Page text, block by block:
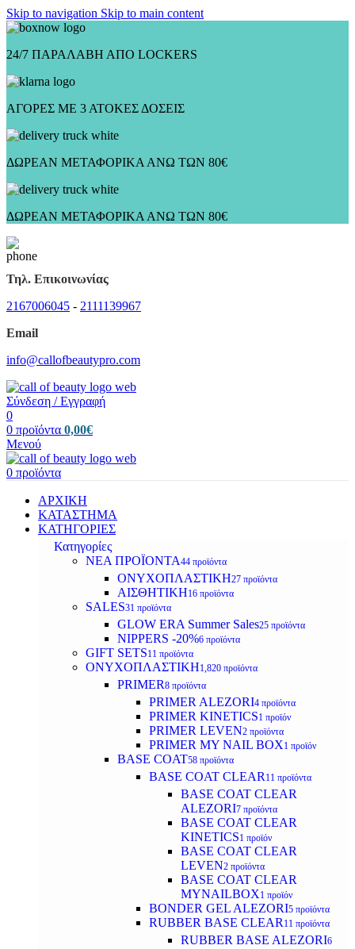
Skip to navigation Skip to main content
24/7 ΠΑΡΑΛΑΒΗ ΑΠΟ LOCKERS
ΑΓΟΡΕΣ ΜΕ 3 ΑΤΟΚΕΣ ΔΟΣΕΙΣ
ΔΩΡΕΑΝ ΜΕΤΑΦΟΡΙΚΑ ΑΝΩ ΤΩΝ 80€
ΔΩΡΕΑΝ ΜΕΤΑΦΟΡΙΚΑ ΑΝΩ ΤΩΝ 80€
Τηλ. Επικοινωνίας
2167006045 - 2111139967
Email
info@callofbeautypro.com
Σύνδεση / Εγγραφή
0
0 προϊόντα 0,00€
Μενού
0 προϊόντα
ΑΡΧΙΚΗ
ΚΑΤΑΣΤΗΜΑ
ΚΑΤΗΓΟΡΙΕΣ
Κατηγορίες
ΝΕΑ ΠΡΟΪΟΝΤΑ44 προϊόντα
ΟΝΥΧΟΠΛΑΣΤΙΚΗ27 προϊόντα
ΑΙΣΘΗΤΙΚΗ16 προϊόντα
SALES31 προϊόντα
GLOW ERA Summer Sales25 προϊόντα
NIPPERS -20%6 προϊόντα
GIFT SETS11 προϊόντα
ΟΝΥΧΟΠΛΑΣΤΙΚΗ1,820 προϊόντα
PRIMER8 προϊόντα
PRIMER ALEZORI4 προϊόντα
PRIMER KINETICS1 προϊόν
PRIMER LEVEN2 προϊόντα
PRIMER MY NAIL BOX1 προϊόν
BASE COAT58 προϊόντα
BASE COAT CLEAR 11 προϊόντα
BASE COAT CLEAR
ALEZORI7 προϊόντα
BASE COAT CLEAR
KINETICS1 προϊόν
BASE COAT CLEAR
LEVEN2 προϊόντα
BASE COAT CLEAR
MYNAILBOX1 προϊόν
BONDER GEL ALEZORI5 προϊόντα
RUBBER BASE CLEAR 11 προϊόντα
RUBBER BASE ALEZORI6